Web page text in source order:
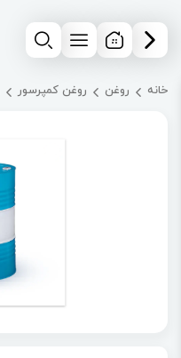
خانه روغن روغن کمپرسور